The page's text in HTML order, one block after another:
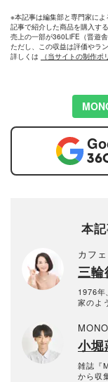
※本記事は編集部と専門家によ
記事で紹介した商品を購入す
売上の一部が360LiFE（晋遊舎
ただし、この収益は評価やラ
詳しくは
（当サイトの制作ポ
本
カフ
三輪
1976年
家のよ
O』に
行う。
小堀
雑誌『
から収